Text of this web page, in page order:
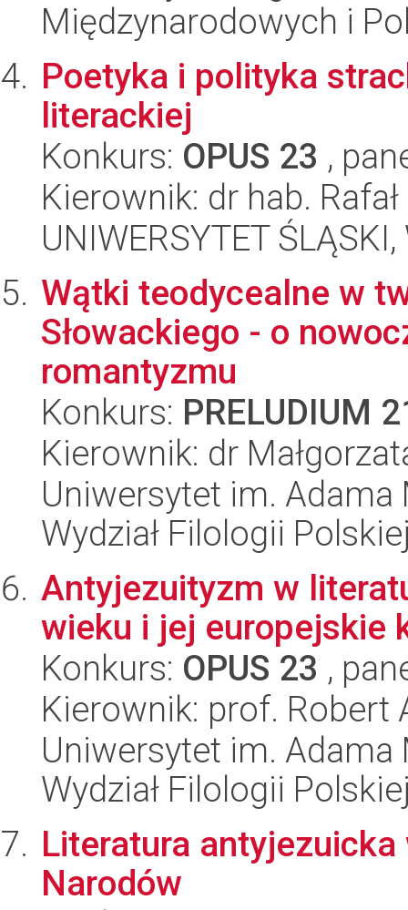
Międzynarodowych i
Poetyka i polityka
literackiej
Konkurs: OPUS 23 ,
Kierownik: dr hab.
UNIWERSYTET
Wątki teodycealne w
Słowackiego - o
romantyzmu
Konkurs: PRELUDIUM
Kierownik: dr
Uniwersytet im.
Wydział Filologii
Antyjezuityzm w
wieku i jej europejskie
Konkurs: OPUS 23 ,
Kierownik: prof. Robert
Uniwersytet im.
Wydział Filologii
Literatura
Narodów